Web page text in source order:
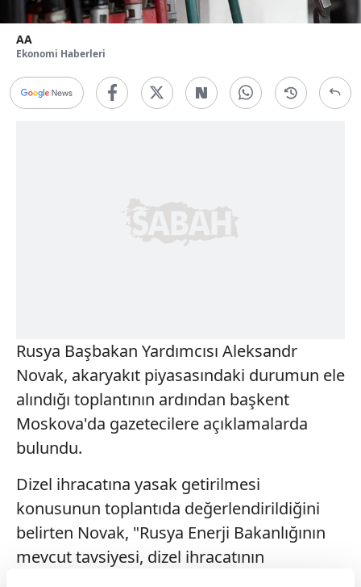
AA
Ekonomi Haberleri
Rusya Başbakan Yardımcısı Aleksandr
Novak, akaryakıt piyasasındaki durumun ele
alındığı toplantının ardından başkent
Moskova'da gazetecilere açıklamalarda
bulundu.
Dizel ihracatına yasak getirilmesi
konusunun toplantıda değerlendirildiğini
belirten Novak, "Rusya Enerji Bakanlığının
mevcut tavsiyesi, dizel ihracatının